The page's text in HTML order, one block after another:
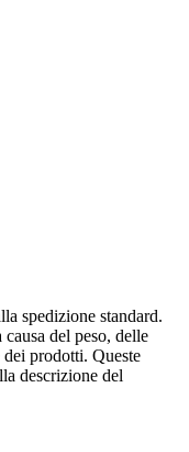
spedizione standard.
del peso, delle
prodotti. Queste
descrizione del